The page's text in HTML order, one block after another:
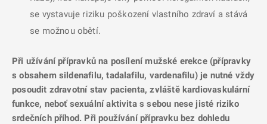
se vystavuje riziku poškození vlastního zdraví a stává
se možnou obětí.
Při užívání přípravků na posílení mužské erekce (přípravky
s obsahem sildenafilu, tadalafilu, vardenafilu) je nutné vždy
posoudit zdravotní stav pacienta, zvláště kardiovaskulární
funkce, neboť sexuální aktivita s sebou nese jisté riziko
srdečních příhod. Při používání přípravku bez dohledu